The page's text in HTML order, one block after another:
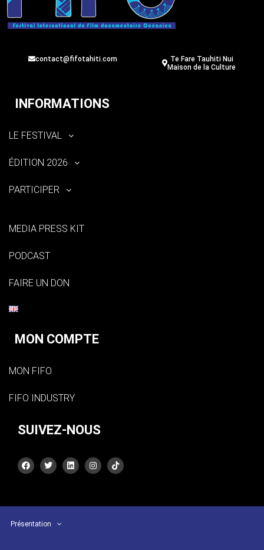
contact@fifotahiti.com
Te Fare Tauhiti Nui
Maison de la Culture
INFORMATIONS
LE FESTIVAL
ÉDITION 2026
PARTICIPER
MEDIA PRESS KIT
PODCAST
FAIRE UN DON
MON COMPTE
MON FIFO
FIFO INDUSTRY
SUIVEZ-NOUS
Présentation